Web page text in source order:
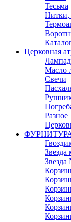
Тесьма
Нитки,
Церковная
Масло
Свечи
Разное
Звезда